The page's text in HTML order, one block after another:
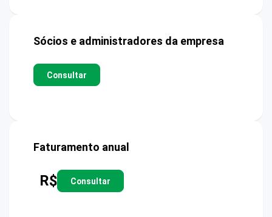
Sócios e administradores da empresa
Consultar
Faturamento anual
R$ Consultar